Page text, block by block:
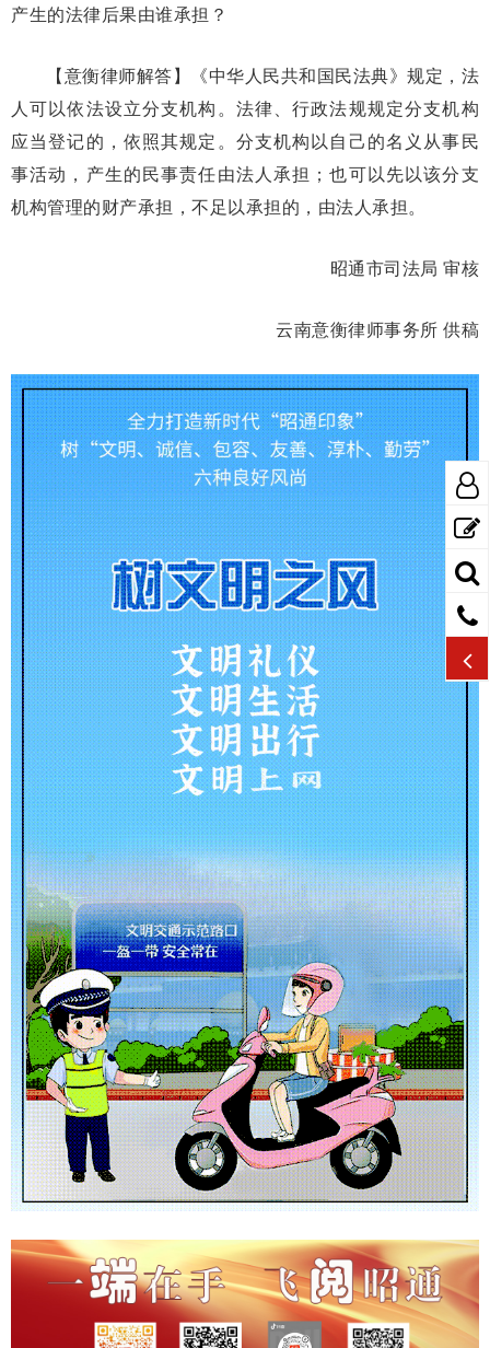
产生的法律后果由谁承担？
【意衡律师解答】《中华人民共和国民法典》规定，法
人可以依法设立分支机构。法律、行政法规规定分支机构
应当登记的，依照其规定。分支机构以自己的名义从事民
事活动，产生的民事责任由法人承担；也可以先以该分支
机构管理的财产承担，不足以承担的，由法人承担。
昭通市司法局 审核
云南意衡律师事务所 供稿